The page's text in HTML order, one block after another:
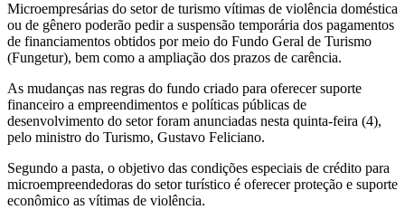
Microempresárias do setor de turismo vítimas de violência doméstica
ou de gênero poderão pedir a suspensão temporária dos pagamentos
de financiamentos obtidos por meio do Fundo Geral de Turismo
(Fungetur), bem como a ampliação dos prazos de carência.
As mudanças nas regras do fundo criado para oferecer suporte
financeiro a empreendimentos e políticas públicas de
desenvolvimento do setor foram anunciadas nesta quinta-feira (4),
pelo ministro do Turismo, Gustavo Feliciano.
Segundo a pasta, o objetivo das condições especiais de crédito para
microempreendedoras do setor turístico é oferecer proteção e suporte
econômico as vítimas de violência.